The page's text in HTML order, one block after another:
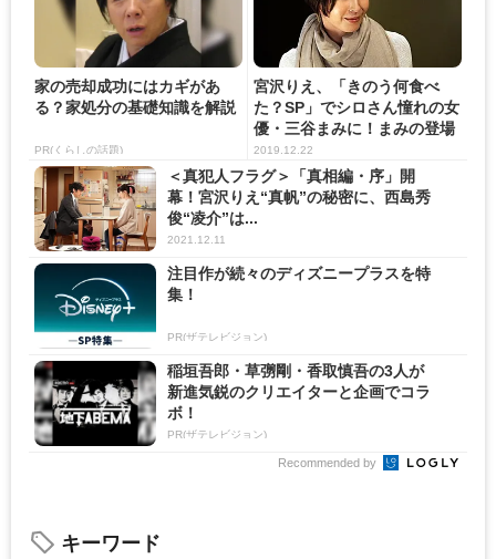
家の売却成功にはカギがあ
る？家処分の基礎知識を解説
PR(くらしの話題)
宮沢りえ、「きのう何食べ
た？SP」でシロさん憧れの女
優・三谷まみに！まみの登場
に...
2019.12.22
＜真犯人フラグ＞「真相編・序」開
幕！宮沢りえ“真帆”の秘密に、西島秀
俊“凌介”は...
2021.12.11
注目作が続々のディズニープラスを特
集！
PR(ザテレビジョン)
稲垣吾郎・草彅剛・香取慎吾の3人が
新進気鋭のクリエイターと企画でコラ
ボ！
PR(ザテレビジョン)
Recommended by
キーワード